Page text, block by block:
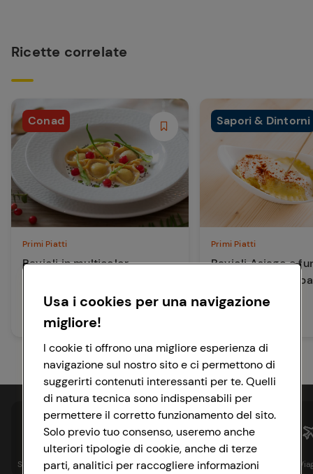
Ricette correlate
Conad
Primi Piatti
Ravioli in multicolor
80 min Media
Sapori & Dintorni
Primi Piatti
Ravioli Asiago e
crema di bitto e
Spesa online Assicurazioni Sapori& Istituzionale
Usa i cookies per una navigazione
migliore!
I cookie ti offrono una migliore esperienza di
navigazione sul nostro sito e ci permettono di
suggerirti contenuti interessanti per te. Quelli
di natura tecnica sono indispensabili per
permettere il corretto funzionamento del sito.
Solo previo tuo consenso, useremo anche
ulteriori tipologie di cookie, anche di terze
parti, analitici per raccogliere informazioni